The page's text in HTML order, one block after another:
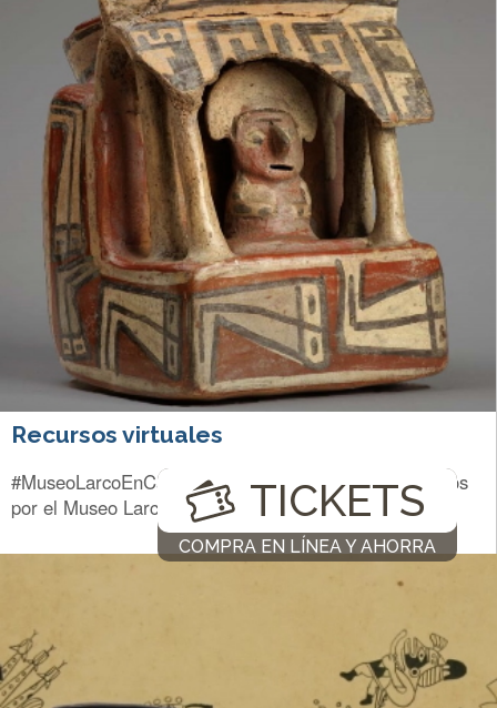
Recursos virtuales
#MuseoLarcoEnCasa | Recursos virtuales desarrollados
por el Museo Larco a lo largo de los últimos años.
TICKETS
COMPRA EN LÍNEA Y AHORRA